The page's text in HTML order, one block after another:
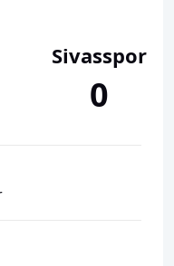
Sivasspor
0